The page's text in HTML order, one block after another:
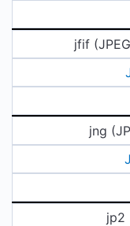
jfif
jng
jp2